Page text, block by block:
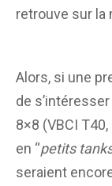
retrouve sur la
Alors, si une
de
8×8 (VBCI
en “petits
seraient